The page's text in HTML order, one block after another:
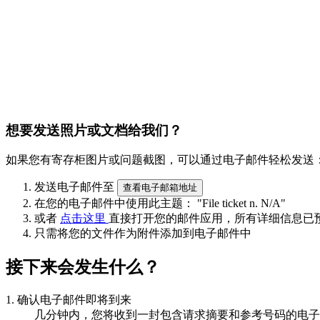
想要发送照片或文档给我们？
如果您有寄存柜图片或问题截图，可以通过电子邮件轻松发送：
发送电子邮件至 查看电子邮箱地址
在您的电子邮件中使用此主题： "File ticket n. N/A"
或者 点击这里 直接打开您的邮件应用，所有详细信息已
只需将您的文件作为附件添加到电子邮件中
接下来会发生什么？
1. 确认电子邮件即将到来
几分钟内，您将收到一封包含请求摘要和参考号码的电子